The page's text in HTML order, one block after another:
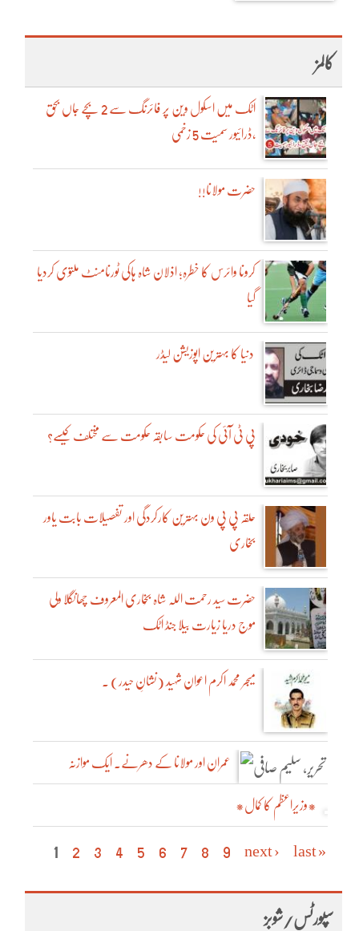
کالمز
اٹک میں اسکول وین پر فائرنگ سے 2 بچے جاں بحق
،ڈرائیور سمیت 5 زخمی
!!حضرت مولانا
کرونا وائرس کا خطرہ؛ اذلان شاہ ہاکی ٹورنامنٹ ملتوی کردیا
گیا
پی ٹی آئی کی حکومت سابقہ حکومت سے مختلف کیسے؟
حلقہ پی پی ون بہترین کارکردگی اور تفصیلات بابت یاور
بخاری
حضرت سید رحمت اللہ شاہ بُخاری المعروف چھانگلا ولی
موج دریا زیارت بیلا جنڈ اٹک
میجر محمد اکرم اعوان شہید (نشانِ حیدر) ۔
عمران اور مولانا کے دھرنے۔ ایک موازنہ
*وزیراعظم کا کمال*
Pages
1 2 3 4 5 6 7 8 9 next › last »
سپورٹس/شوبز